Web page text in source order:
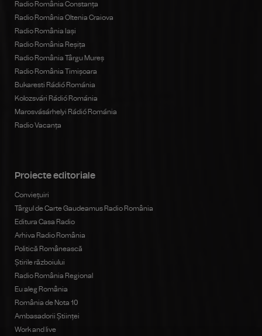
Radio România Constanța
Radio România Oltenia Craiova
Radio România Iași
Radio România Reșița
Radio România Târgu Mureș
Radio România Timișoara
Bukaresti Rádió Románia
Kolozsvári Rádió Románia
Marosvásárhelyi Rádió Románia
Radio Vacanța
Proiecte editoriale
Conviețuiri
Târgul de Carte Gaudeamus Radio România
Editura Casa Radio
Arhiva Radio România
Politică Românească
Știrile războiului
Radio România Regional
Eu aleg România
România de Nota 10
Ambasadorii Științei
Work and live